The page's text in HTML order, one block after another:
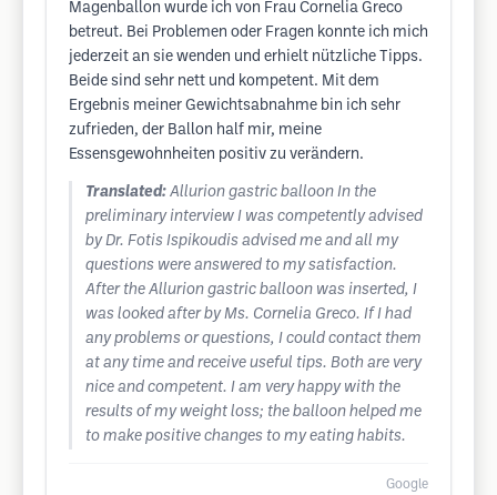
Magenballon wurde ich von Frau Cornelia Greco
betreut. Bei Problemen oder Fragen konnte ich mich
jederzeit an sie wenden und erhielt nützliche Tipps.
Beide sind sehr nett und kompetent. Mit dem
Ergebnis meiner Gewichtsabnahme bin ich sehr
zufrieden, der Ballon half mir, meine
Essensgewohnheiten positiv zu verändern.
Translated: Allurion gastric balloon In the
preliminary interview I was competently advised
by Dr. Fotis Ispikoudis advised me and all my
questions were answered to my satisfaction.
After the Allurion gastric balloon was inserted, I
was looked after by Ms. Cornelia Greco. If I had
any problems or questions, I could contact them
at any time and receive useful tips. Both are very
nice and competent. I am very happy with the
results of my weight loss; the balloon helped me
to make positive changes to my eating habits.
Google